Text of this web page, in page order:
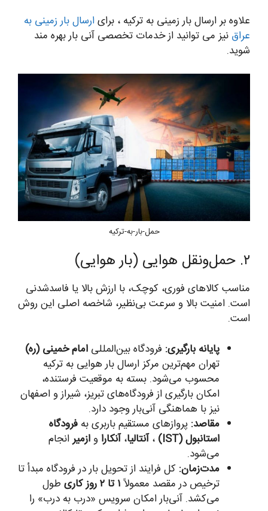
علاوه بر ارسال بار زمینی به ترکیه ، برایارسال بار زمینی به
عراق نیز می توانید از خدمات تخصصی آنی بار بهره مند
شوید.
حمل-بار-به-ترکیه
۲. حمل‌ونقل هوایی (بار هوایی)
مناسب کالاهای فوری، کوچک، با ارزش بالا یا فاسدشدنی
است. امنیت بالا و سرعت بی‌نظیر، شاخصه اصلی این روش
است.
پایانه بارگیری: فرودگاه بین‌المللی امام خمینی (ره)
تهران مهم‌ترین مرکز ارسال بار هوایی به ترکیه
محسوب می‌شود. بسته به موقعیت فرستنده،
امکان بارگیری از فرودگاه‌های تبریز، شیراز و اصفهان
نیز با هماهنگی آنی‌بار وجود دارد.
مقاصد: پروازهای مستقیم باربری به فرودگاه
استانبول (IST)
،آنتالیا،آنکارا وازمیرانجام
می‌شود.
مدت‌زمان: کل فرایند از تحویل بار در فرودگاه مبدأ تا
ترخیص در مقصد معمولاً۱ تا ۲ روز کاری
طول
می‌کشد. آنی‌بار امکان سرویس «درب به درب» را